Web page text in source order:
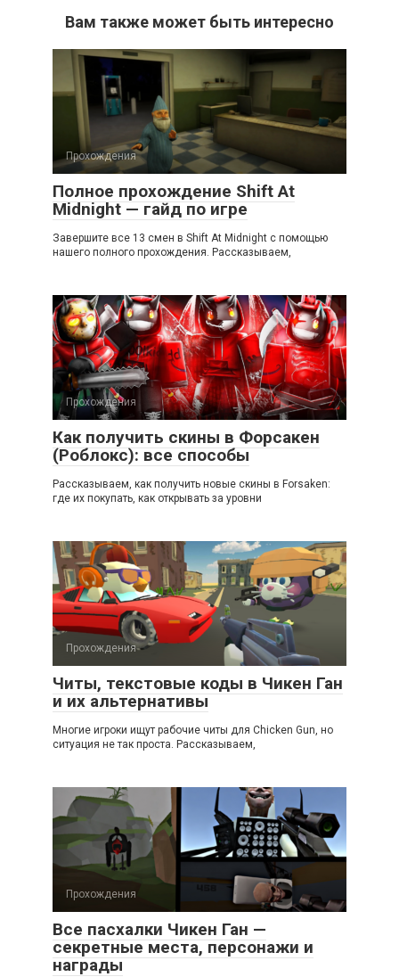
Вам также может быть интересно
Прохождения
Полное прохождение Shift At
Midnight — гайд по игре
Завершите все 13 смен в Shift At Midnight с помощью
нашего полного прохождения. Рассказываем,
Прохождения
Как получить скины в Форсакен
(Роблокс): все способы
Рассказываем, как получить новые скины в Forsaken:
где их покупать, как открывать за уровни
Прохождения
Читы, текстовые коды в Чикен Ган
и их альтернативы
Многие игроки ищут рабочие читы для Chicken Gun, но
ситуация не так проста. Рассказываем,
Прохождения
Все пасхалки Чикен Ган —
секретные места, персонажи и
награды